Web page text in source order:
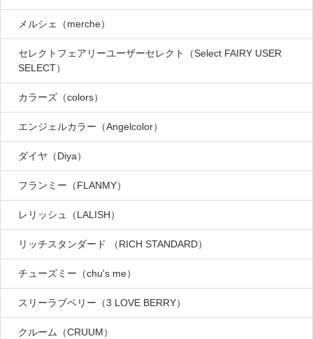
メルシェ（merche）
セレクトフェアリーユーザーセレクト（Select FAIRY USER
SELECT）
カラーズ（colors）
エンジェルカラー（Angelcolor）
ダイヤ（Diya）
フランミー（FLANMY）
レリッシュ（LALISH）
リッチスタンダード （RICH STANDARD）
チューズミー（chu's me）
スリーラブベリー（3 LOVE BERRY）
クルーム（CRUUM）